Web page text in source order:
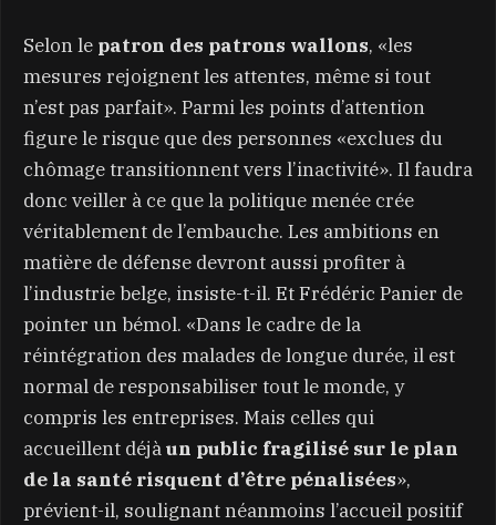
Selon le patron des patrons wallons, «les
mesures rejoignent les attentes, même si tout
n’est pas parfait». Parmi les points d’attention
figure le risque que des personnes «exclues du
chômage transitionnent vers l’inactivité». Il faudra
donc veiller à ce que la politique menée crée
véritablement de l’embauche. Les ambitions en
matière de défense devront aussi profiter à
l’industrie belge, insiste-t-il. Et Frédéric Panier de
pointer un bémol. «Dans le cadre de la
réintégration des malades de longue durée, il est
normal de responsabiliser tout le monde, y
compris les entreprises. Mais celles qui
accueillent déjàun public fragilisé sur le plan
de la santé risquent d’être pénalisées»,
prévient-il, soulignant néanmoins l’accueil positif